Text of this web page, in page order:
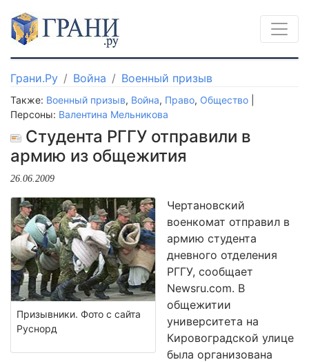
Грани.Ру Война Военный призыв
Также: Военный призыв, Война, Право, Общество
Персоны: Валентина Мельникова
Студента РГГУ отправили в
армию из общежития
26.06.2009
Призывники. Фото с сайта
Руснорд
Чертановский
военкомат отправил в
армию студента
дневного отделения
РГГУ, сообщает
Newsru.com. В
общежитии
университета на
Кировоградской улице
была организована